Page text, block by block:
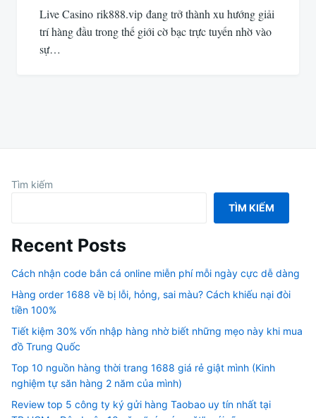
Live Casino rik888.vip đang trở thành xu hướng giải
trí hàng đầu trong thế giới cờ bạc trực tuyến nhờ vào
sự…
Tìm kiếm
TÌM KIẾM
Recent Posts
Cách nhận code bắn cá online miễn phí mỗi ngày cực dễ dàng
Hàng order 1688 về bị lỗi, hỏng, sai màu? Cách khiếu nại đòi
tiền 100%
Tiết kiệm 30% vốn nhập hàng nhờ biết những mẹo này khi mua
đồ Trung Quốc
Top 10 nguồn hàng thời trang 1688 giá rẻ giật mình (Kinh
nghiệm tự săn hàng 2 năm của mình)
Review top 5 công ty ký gửi hàng Taobao uy tín nhất tại